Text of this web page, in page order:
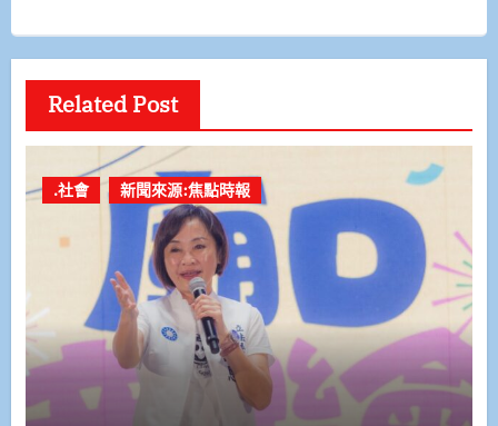
Related Post
.社會 新聞來源:焦點時報